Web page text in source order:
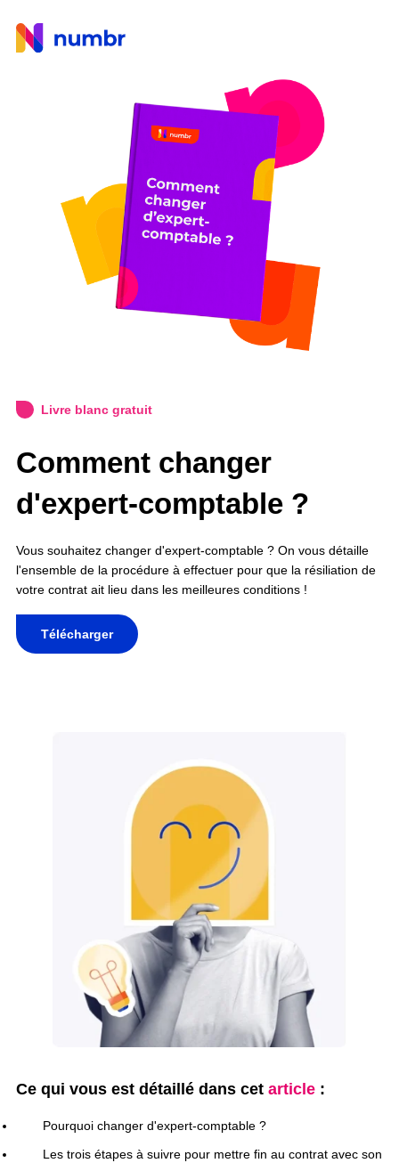
Livre blanc gratuit
Comment changer
d'expert-comptable ?
Vous souhaitez changer d'expert-comptable ? On vous détaille
l'ensemble de la procédure à effectuer pour que la résiliation de
votre contrat ait lieu dans les meilleures conditions !
Télécharger
Ce qui vous est détaillé dans cet article :
Pourquoi changer d'expert-comptable ?
Les trois étapes à suivre pour mettre fin au contrat avec son